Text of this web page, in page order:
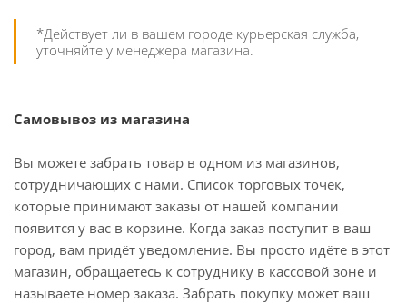
*Действует ли в вашем городе курьерская служба,
уточняйте у менеджера магазина.
Самовывоз из магазина
Вы можете забрать товар в одном из магазинов,
сотрудничающих с нами. Список торговых точек,
которые принимают заказы от нашей компании
появится у вас в корзине. Когда заказ поступит в ваш
город, вам придёт уведомление. Вы просто идёте в этот
магазин, обращаетесь к сотруднику в кассовой зоне и
называете номер заказа. Забрать покупку может ваш